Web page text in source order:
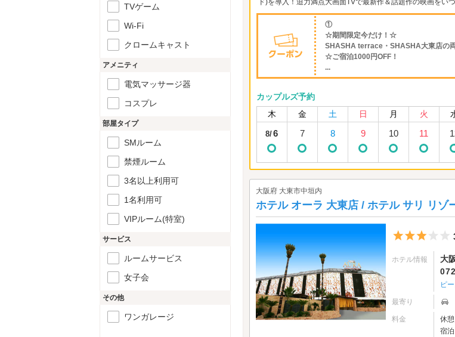
①
☆期間限定今だけ！☆
SHASHA terrace・SHASHA大東店の
☆ご宿泊1000円OFF！
...
カップルズ予約
木
金 土 日 月 火
8/6 7 8 9 10 11
大阪府 大東市中垣内
ホテル オーラ 大東店 / ホテル サリ リゾ
ホテル情報
大
ピ
最寄り
料金 休憩
宿泊
TVゲーム
Wi-Fi
クロームキャスト
アメニティ
電気マッサージ器
コスプレ
部屋タイプ
SMルーム
禁煙ルーム
3名以上利用可
1名利用可
VIPルーム(特室)
サービス
ルームサービス
女子会
その他
ワンガレージ